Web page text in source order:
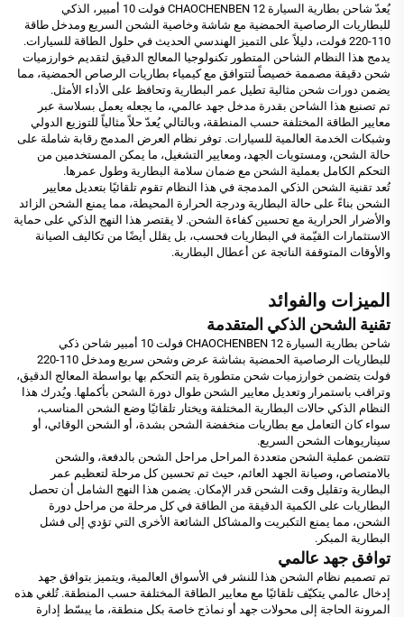
يُعدّ شاحن بطارية السيارة CHAOCHENBEN 12 فولت 10 أمبير، الذكي
للبطاريات الرصاصية الحمضية مع شاشة وخاصية الشحن السريع ومدخل طاقة
110-220 فولت، دليلاً على التميز الهندسي الحديث في حلول الطاقة للسيارات.
يدمج هذا النظام الشاحن المتطور تكنولوجيا المعالج الدقيق لتقديم خوارزميات
شحن دقيقة مصممة خصيصاً لتتوافق مع كيمياء بطاريات الرصاص الحمضية، مما
يضمن دورات شحن مثالية تطيل عمر البطارية وتحافظ على الأداء الأمثل.
تم تصنيع هذا الشاحن بقدرة مدخل جهد عالمي، ما يجعله يعمل بسلاسة عبر
معايير الطاقة المختلفة حسب المنطقة، وبالتالي يُعدّ حلاً مثالياً للتوزيع الدولي
وشبكات الخدمة العالمية للسيارات. توفر نظام العرض المدمج رقابة شاملة على
حالة الشحن، ومستويات الجهد، ومعايير التشغيل، ما يمكن المستخدمين من
التحكم الكامل بعملية الشحن مع ضمان سلامة البطارية وطول عمرها.
تُعد تقنية الشحن الذكي المدمجة في هذا النظام تقوم تلقائيًا بتعديل معايير
الشحن بناءً على حالة البطارية ودرجة الحرارة المحيطة، مما يمنع الشحن الزائد
والأضرار الحرارية مع تحسين كفاءة الشحن. لا يقتصر هذا النهج الذكي على حماية
الاستثمارات القيّمة في البطاريات فحسب، بل يقلل أيضًا من تكاليف الصيانة
والأوقات المتوقفة الناتجة عن أعطال البطارية.
الميزات والفوائد
تقنية الشحن الذكي المتقدمة
شاحن بطارية السيارة CHAOCHENBEN 12 فولت 10 أمبير شاحن ذكي
للبطاريات الرصاصية الحمضية بشاشة عرض وشحن سريع ومدخل 110-220
فولت يتضمن خوارزميات شحن متطورة يتم التحكم بها بواسطة المعالج الدقيق،
وتراقب باستمرار وتعديل معايير الشحن طوال دورة الشحن بأكملها. ويُدرك هذا
النظام الذكي حالات البطارية المختلفة ويختار تلقائيًا وضع الشحن المناسب،
سواء كان التعامل مع بطاريات منخفضة الشحن بشدة، أو الشحن الوقائي، أو
سيناريوهات الشحن السريع.
تتضمن عملية الشحن متعددة المراحل مراحل الشحن بالدفعة، والشحن
بالامتصاص، وصيانة الجهد العائم، حيث تم تحسين كل مرحلة لتعظيم عمر
البطارية وتقليل وقت الشحن قدر الإمكان. يضمن هذا النهج الشامل أن تحصل
البطاريات على الكمية الدقيقة من الطاقة في كل مرحلة من مراحل دورة
الشحن، مما يمنع التكبريت والمشاكل الشائعة الأخرى التي تؤدي إلى فشل
البطارية المبكر.
توافق جهد عالمي
تم تصميم نظام الشحن هذا للنشر في الأسواق العالمية، ويتميز بتوافق جهد
إدخال عالمي يتكيّف تلقائيًا مع معايير الطاقة المختلفة حسب المنطقة. تُلغي هذه
المرونة الحاجة إلى محولات جهد أو نماذج خاصة بكل منطقة، ما يبسّط إدارة